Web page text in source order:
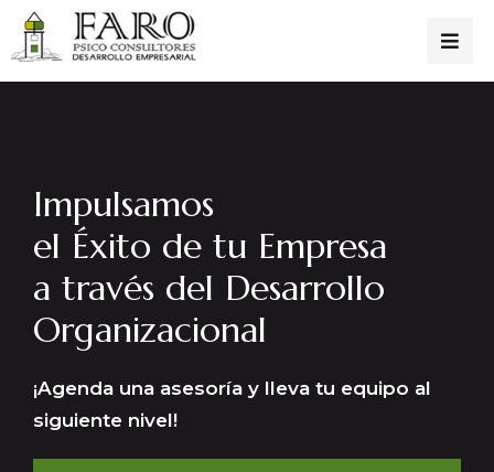
Impulsamos
el Éxito de tu Empresa
a través del Desarrollo
Organizacional
¡Agenda una asesoría y lleva tu equipo al
siguiente nivel!